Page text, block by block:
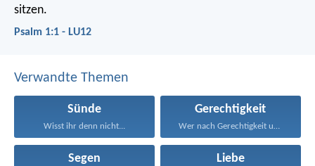
sitzen.
Psalm 1:1 - LU12
Verwandte Themen
Sünde
Wisst ihr denn nicht...
Gerechtigkeit
Wer nach Gerechtigkeit und...
Segen Liebe